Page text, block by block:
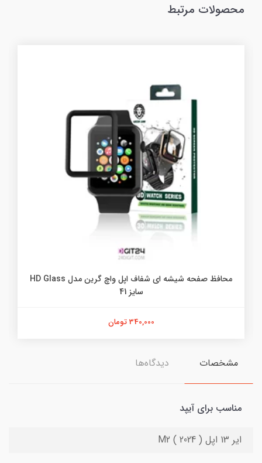
محصولات مرتبط
محافظ صفحه شیشه ای شفاف اپل واچ گرین مدل HD Glass
سایز 41
340,000 تومان
مشخصات دیدگاه‌ها
مناسب برای آیپد
ایر 13 اپل ( 2024 ) M2